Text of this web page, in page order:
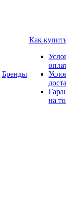
Бренды
Как
на